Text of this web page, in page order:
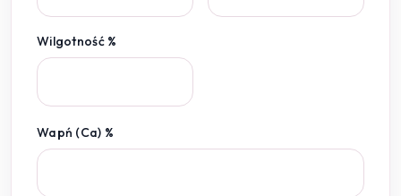
Wilgotność %
Wapń (Ca) %